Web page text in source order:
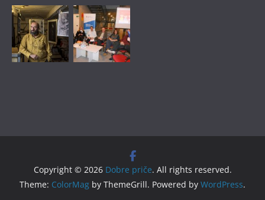
Copyright © 2026 Dobre priče. All rights reserved.
Theme: ColorMag by ThemeGrill. Powered by WordPress.